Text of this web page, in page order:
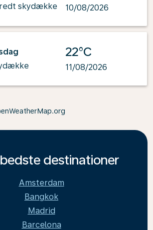
skydække
10/08/2026
22°C
11/08/2026
destinationer
Amsterdam
Bangkok
Madrid
Barcelona